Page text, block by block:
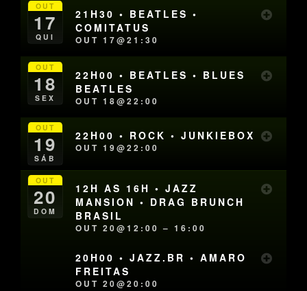
OUT
17
QUI
21H30 • BEATLES •
COMITATUS
OUT 17@21:30
OUT
18
SEX
22H00 • BEATLES • BLUES
BEATLES
OUT 18@22:00
OUT
19
SÁB
22H00 • ROCK • JUNKIEBOX
OUT 19@22:00
OUT
20
DOM
12H AS 16H • JAZZ
MANSION • DRAG BRUNCH
BRASIL
OUT 20@12:00 – 16:00
20H00 • JAZZ.BR • AMARO
FREITAS
OUT 20@20:00